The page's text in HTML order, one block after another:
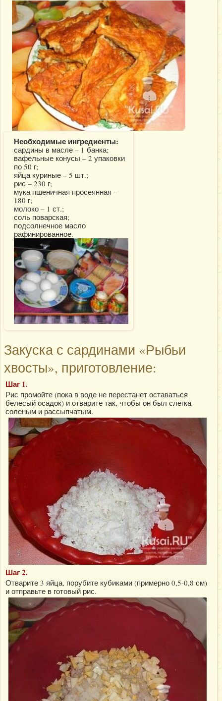
Необходимые ингредиенты:
сардины в масле – 1 банка;
вафельные конусы – 2 упаковки
по 50 г;
яйца куриные – 5 шт.;
рис – 230 г;
мука пшеничная просеянная –
180 г;
молоко – 1 ст.;
соль поварская;
подсолнечное масло
рафинированное.
Закуска с сардинами «Рыбьи
хвосты», приготовление:
Шаг 1.
Рис промойте (пока в воде не перестанет оставаться
белесый осадок) и отварите так, чтобы он был слегка
соленым и рассыпчатым.
Шаг 2.
Отварите 3 яйца, порубите кубиками (примерно 0,5-0,8 см)
и отправьте в готовый рис.